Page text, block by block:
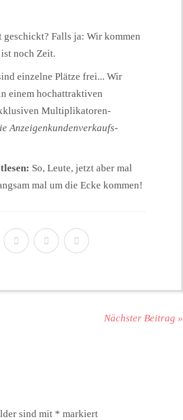
Falls ja: Wir kommen
noch Zeit.
einzelne Plätze frei... Wir
einem hochattraktiven
Multiplikatoren-
Anzeigenkundenverkaufs-
So, Leute, jetzt aber mal
mal um die Ecke kommen!
Nächster Beitrag »
sind mit * markiert